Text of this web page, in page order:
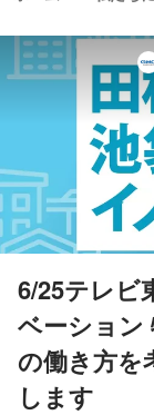
6/25テレビ
ベーション
の働き方を
します